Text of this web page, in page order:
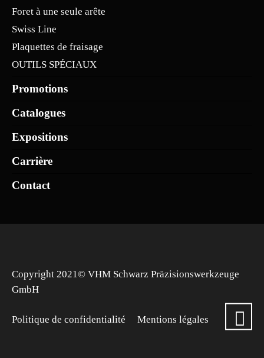
Foret à une seule arête
Swiss Line
Plaquettes de fraisage
OUTILS SPÉCIAUX
Promotions
Catalogues
Expositions
Carrière
Contact
Copyright 2021© VHM Schwarz Präzisionswerkzeuge
GmbH
Politique de confidentialité Mentions légales